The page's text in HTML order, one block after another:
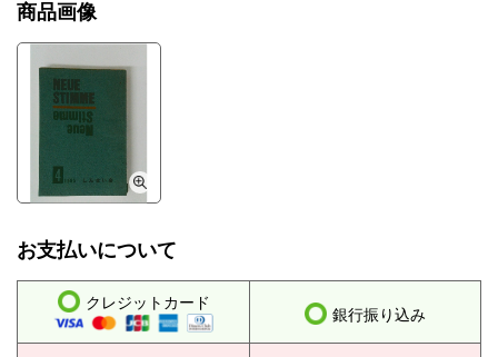
商品画像
お支払いについて
クレジットカード
銀行振り込み